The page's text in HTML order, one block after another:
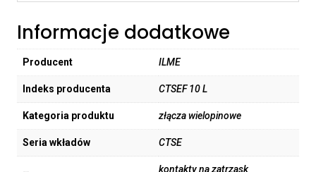
Informacje dodatkowe
Producent ILME
Indeks producenta CTSEF 10 L
Kategoria produktu złącza wielopinowe
Seria wkładów CTSE
kontakty na zatrzask